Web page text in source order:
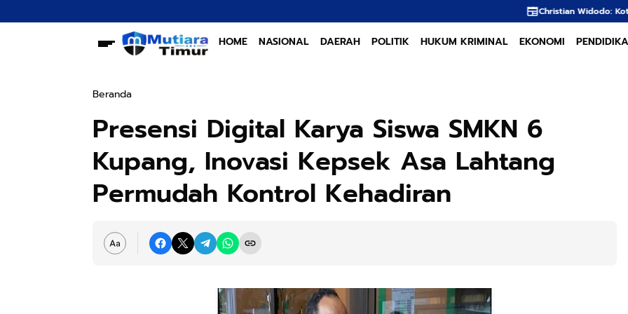
Christian Widodo: Kota Hebat Lahir dari Anak
HOME NASIONAL DAERAH POLITIK HUKUM KRIMINAL EKONOMI
Beranda
Presensi Digital Karya Siswa SMKN 6
Kupang, Inovasi Kepsek Asa Lahtang
Permudah Kontrol Kehadiran